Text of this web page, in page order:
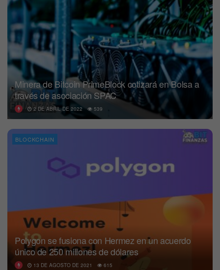
Minera de Bitcoin PrimeBlock cotizará en Bolsa a
través de asociación SPAC
2 DE ABRIL DE 2022 539
BLOCKCHAIN
Polygon se fusiona con Hermez en un acuerdo
único de 250 millones de dólares
13 DE AGOSTO DE 2021 615